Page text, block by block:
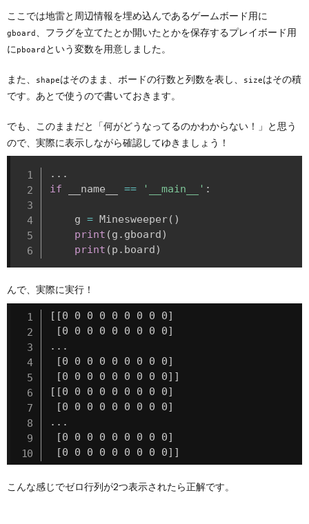
ここでは地雷と周辺情報を埋め込んであるゲームボード用に
gboard
、フラグを立てたとか開いたとかを保存するプレイボード用
に pboard という変数を用意しました。
また、 shapeはそのまま、ボードの行数と列数を表し、 sizeはその積
です。あとで使うので書いておきます。
でも、このままだと「何がどうなってるのかわからない！」と思う
ので、実際に表示しながら確認してゆきましょう！
. . .
if __name__ == '__main__' :
    g
= Minesweeper( )
print (g . gboard)
print (p . board)
んで、実際に実行！
[[0 0 0 0 0 0 0 0 0]
[0 0 0 0 0 0 0 0 0]
...
[0 0 0 0 0 0 0 0 0]
[0 0 0 0 0 0 0 0 0]]
[[0 0 0 0 0 0 0 0 0]
[0 0 0 0 0 0 0 0 0]
...
[0 0 0 0 0 0 0 0 0]
[0 0 0 0 0 0 0 0 0]]
こんな感じでゼロ行列が2つ表示されたら正解です。